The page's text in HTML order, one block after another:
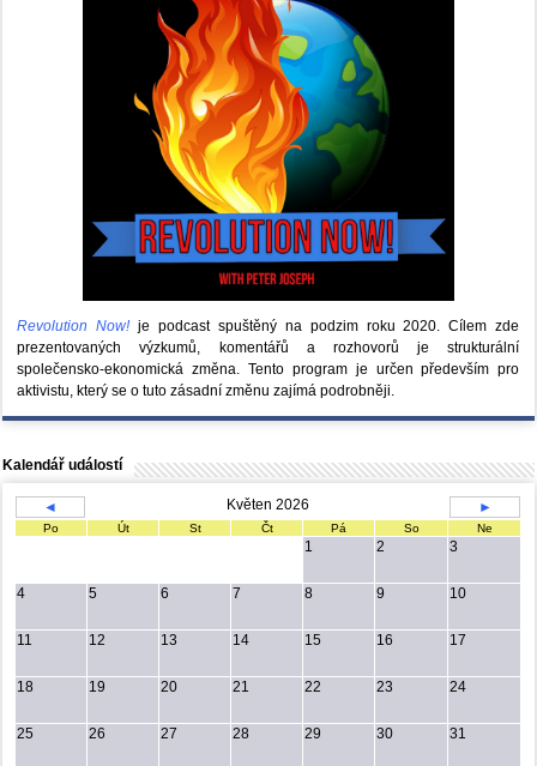
Revolution Now! je podcast spuštěný na podzim roku 2020.Cílem zde
prezentovaných výzkumů, komentářů a rozhovorů je strukturální
společensko-ekonomická změna. Tento program je určen především pro
aktivistu, který se o tuto zásadní změnu zajímá podrobněji.
Kalendář událostí
◄ Květen 2026 ►
Po Út St Čt Pá So Ne
1 2 3
4 5 6 7 8 9 10
11 12 13 14 15 16 17
18 19 20 21 22 23 24
25 26 27 28 29 30 31